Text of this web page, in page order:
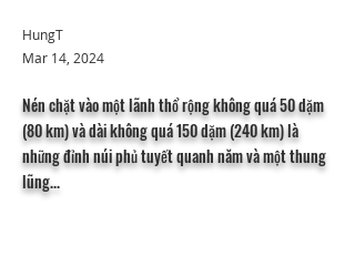
HungT
Mar 14, 2024
Nén chặt vào một lãnh thổ rộng không quá 50 dặm
(80 km) và dài không quá 150 dặm (240 km) là
những đỉnh núi phủ tuyết quanh năm và một thung
lũng...